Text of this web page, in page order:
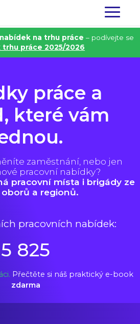
na trhu práce – podívejte se
trhu práce 2025/2026
práce a
které vám
zaměstnání, nebo jen
pracovní nabídky?
pracovní místa i brigády ze
oborů a regionů.
pracovních nabídek:
5 825
Přečtěte si náš praktický e-book
zdarma